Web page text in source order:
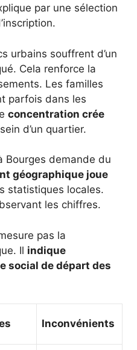
par une sélection
urbains souffrent d’un
Cela renforce la
Les familles
parfois dans les
concentration crée
d’un quartier.
Bourges demande du
géographique joue
statistiques locales.
les chiffres.
pas la
Il indique
social de départ des
Inconvénients